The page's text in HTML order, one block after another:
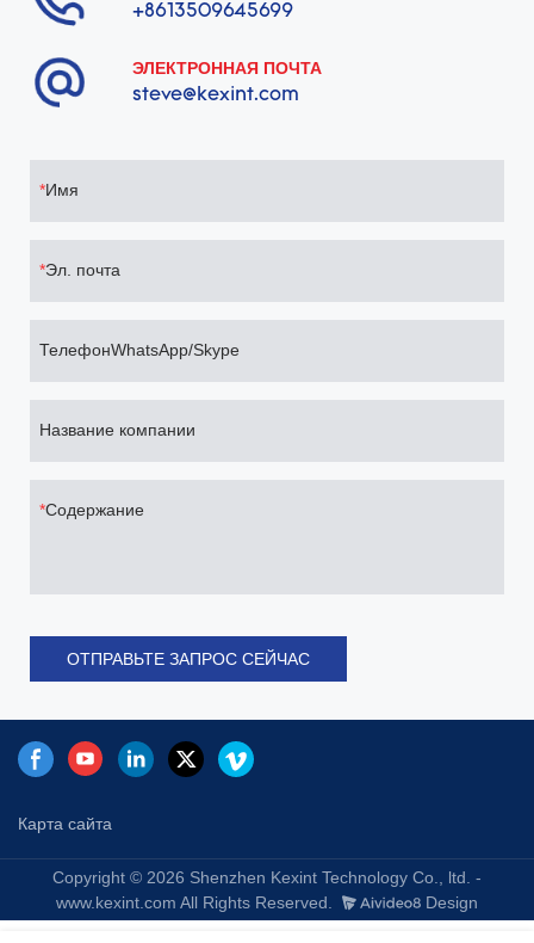
+8613509645699
ЭЛЕКТРОННАЯ ПОЧТА
steve@kexint.com
Имя
Эл. почта
ТелефонWhatsApp/Skype
Название компании
Содержание
ОТПРАВЬТЕ ЗАПРОС СЕЙЧАС
Карта сайта
Copyright © 2026 Shenzhen Kexint Technology Co., ltd. -
www.kexint.com All Rights Reserved.
Design